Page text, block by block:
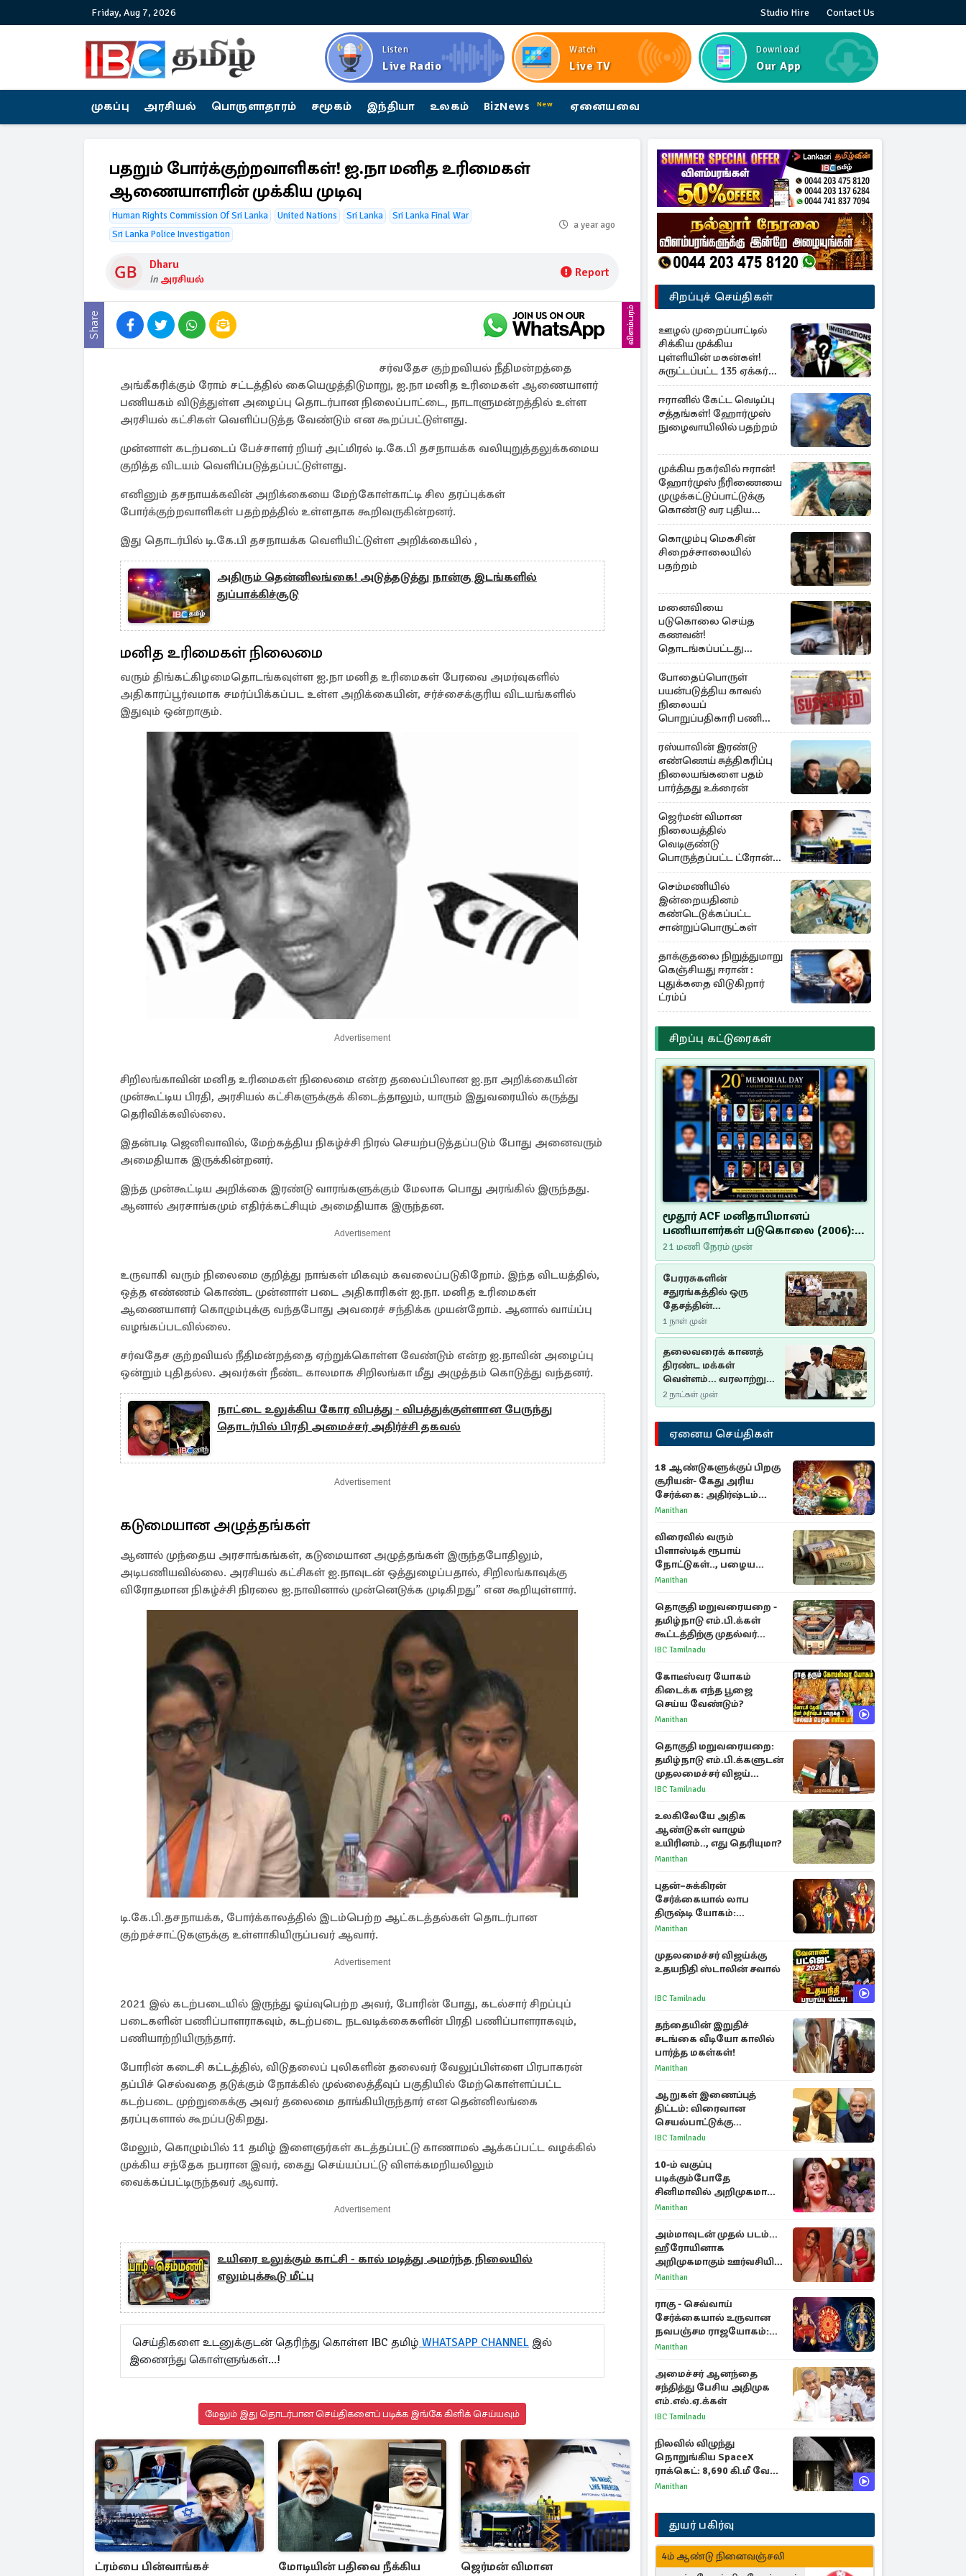
Friday, Aug 7, 2026 Studio Hire Contact Us
Listen
Live Radio
Watch
Live TV
Download
Our App
முகப்பு அரசியல் பொருளாதாரம் சமூகம் இந்தியா உலகம் BizNews New ஏனையவை
பதறும் போர்க்குற்றவாளிகள்! ஐ.நா மனித உரிமைகள்
ஆணையாளரின் முக்கிய முடிவு
Human Rights Commission Of Sri Lanka United Nations Sri Lanka
Sri Lanka Final War
Sri Lanka Police Investigation
a year ago
Dharu
in அரசியல் Report
Share விளம்பரம்
சர்வதேச குற்றவியல் நீதிமன்றத்தை
அங்கீகரிக்கும் ரோம் சட்டத்தில் கையெழுத்திடுமாறு, ஐ.நா மனித உரிமைகள் ஆணையாளர்
பணியகம் விடுத்துள்ள அழைப்பு தொடர்பான நிலைப்பாட்டை, நாடாளுமன்றத்தில் உள்ள
அரசியல் கட்சிகள் வெளிப்படுத்த வேண்டும் என கூறப்பட்டுள்ளது.
முன்னாள் கடற்படைப் பேச்சாளர் றியர் அட்மிரல் டி.கே.பி தசநாயக்க வலியுறுத்தலுக்கமைய
குறித்த விடயம் வெளிப்படுத்தப்பட்டுள்ளது.
எனினும் தசநாயக்கவின் அறிக்கையை மேற்கோள்காட்டி சில தரப்புக்கள்
போர்க்குற்றவாளிகள் பதற்றத்தில் உள்ளதாக கூறிவருகின்றனர்.
இது தொடர்பில் டி.கே.பி தசநாயக்க வெளியிட்டுள்ள அறிக்கையில் ,
அதிரும் தென்னிலங்கை! அடுத்தடுத்து நான்கு இடங்களில்
துப்பாக்கிச்சூடு
மனித உரிமைகள் நிலைமை
வரும் திங்கட்கிழமைதொடங்கவுள்ள ஐ.நா மனித உரிமைகள் பேரவை அமர்வுகளில்
அதிகாரப்பூர்வமாக சமர்ப்பிக்கப்பட உள்ள அறிக்கையின், சர்ச்சைக்குரிய விடயங்களில்
இதுவும் ஒன்றாகும்.
Advertisement
சிறிலங்காவின் மனித உரிமைகள் நிலைமை என்ற தலைப்பிலான ஐ.நா அறிக்கையின்
முன்கூட்டிய பிரதி, அரசியல் கட்சிகளுக்குக் கிடைத்தாலும், யாரும் இதுவரையில் கருத்து
தெரிவிக்கவில்லை.
இதன்படி ஜெனிவாவில், மேற்கத்திய நிகழ்ச்சி நிரல் செயற்படுத்தப்படும் போது அனைவரும்
அமைதியாக இருக்கின்றனர்.
இந்த முன்கூட்டிய அறிக்கை இரண்டு வாரங்களுக்கும் மேலாக பொது அரங்கில் இருந்தது.
ஆனால் அரசாங்கமும் எதிர்க்கட்சியும் அமைதியாக இருந்தன.
Advertisement
உருவாகி வரும் நிலைமை குறித்து நாங்கள் மிகவும் கவலைப்படுகிறோம். இந்த விடயத்தில்,
ஒத்த எண்ணம் கொண்ட முன்னாள் படை அதிகாரிகள் ஐ.நா. மனித உரிமைகள்
ஆணையாளர் கொழும்புக்கு வந்தபோது அவரைச் சந்திக்க முயன்றோம். ஆனால் வாய்ப்பு
வழங்கப்படவில்லை.
சர்வதேச குற்றவியல் நீதிமன்றத்தை ஏற்றுக்கொள்ள வேண்டும் என்ற ஐ.நாவின் அழைப்பு
ஒன்றும் புதிதல்ல. அவர்கள் நீண்ட காலமாக சிறிலங்கா மீது அழுத்தம் கொடுத்து வந்தனர்.
நாட்டை உலுக்கிய கோர விபத்து - விபத்துக்குள்ளான பேருந்து
தொடர்பில் பிரதி அமைச்சர் அதிர்ச்சி தகவல்
Advertisement
கடுமையான அழுத்தங்கள்
ஆனால் முந்தைய அரசாங்கங்கள், கடுமையான அழுத்தங்கள் இருந்தபோதிலும்,
அடிபணியவில்லை. அரசியல் கட்சிகள் ஐ.நாவுடன் ஒத்துழைப்பதால், சிறிலங்காவுக்கு
விரோதமான நிகழ்ச்சி நிரலை ஐ.நாவினால் முன்னெடுக்க முடிகிறது” என கூறியுள்ளார்.
டி.கே.பி.தசநாயக்க, போர்க்காலத்தில் இடம்பெற்ற ஆட்கடத்தல்கள் தொடர்பான
குற்றச்சாட்டுகளுக்கு உள்ளாகியிருப்பவர் ஆவார்.
Advertisement
2021 இல் கடற்படையில் இருந்து ஓய்வுபெற்ற அவர், போரின் போது, கடல்சார் சிறப்புப்
படைகளின் பணிப்பாளராகவும், கடற்படை நடவடிக்கைகளின் பிரதி பணிப்பாளராகவும்,
பணியாற்றியிருந்தார்.
போரின் கடைசி கட்டத்தில், விடுதலைப் புலிகளின் தலைவர் வேலுப்பிள்ளை பிரபாகரன்
தப்பிச் செல்வதை தடுக்கும் நோக்கில் முல்லைத்தீவுப் பகுதியில் மேற்கொள்ளப்பட்ட
கடற்படை முற்றுகைக்கு அவர் தலைமை தாங்கியிருந்தார் என தென்னிலங்கை
தரப்புகளால் கூறப்படுகிறது.
மேலும், கொழும்பில் 11 தமிழ் இளைஞர்கள் கடத்தப்பட்டு காணாமல் ஆக்கப்பட்ட வழக்கில்
முக்கிய சந்தேக நபரான இவர், கைது செய்யப்பட்டு விளக்கமறியலிலும்
வைக்கப்பட்டிருந்தவர் ஆவார்.
Advertisement
உயிரை உலுக்கும் காட்சி - கால் மடித்து அமர்ந்த நிலையில்
எலும்புக்கூடு மீட்பு
செய்திகளை உடனுக்குடன் தெரிந்து கொள்ள IBC தமிழ் WHATSAPP CHANNEL இல்
இணைந்து கொள்ளுங்கள்...!
மேலும் இது தொடர்பான செய்திகளைப் படிக்க இங்கே கிளிக் செய்யவும்
ட்ரம்பை பின்வாங்கச்
மோடியின் பதிவை நீக்கிய
ஜெர்மன் விமான
சிறப்புச் செய்திகள்
ஊழல் முறைப்பாட்டில்
சிக்கிய முக்கிய
புள்ளியின் மகன்கள்!
சுருட்டப்பட்ட 135 ஏக்கர்
தேயிலைத் தோட்டம்
ஈரானில் கேட்ட வெடிப்பு
சத்தங்கள்! ஹோர்முஸ்
நுழைவாயிலில் பதற்றம்
முக்கிய நகர்வில் ஈரான்!
ஹோர்முஸ் நீரிணையை
முழுக்கட்டுப்பாட்டுக்கு
கொண்டு வர புதிய
சட்டமூலம்
கொழும்பு மெகசின்
சிறைச்சாலையில்
பதற்றம்
மனைவியை
படுகொலை செய்த
கணவன்!
தொடங்கப்பட்டது
விசாரணை
போதைப்பொருள்
பயன்படுத்திய காவல்
நிலையப்
பொறுப்பதிகாரி பணி
இடைநீக்கம்
ரஸ்யாவின் இரண்டு
எண்ணெய் சுத்திகரிப்பு
நிலையங்களை பதம்
பார்த்தது உக்ரைன்
ஜெர்மன் விமான
நிலையத்தில்
வெடிகுண்டு
பொருத்தப்பட்ட ட்ரோன்!
தப்பியது உக்ரைன்
விமானம்
செம்மணியில்
இன்றையதினம்
கண்டெடுக்கப்பட்ட
சான்றுப்பொருட்கள்
தாக்குதலை நிறுத்துமாறு
கெஞ்சியது ஈரான் :
புதுக்கதை விடுகிறார்
ட்ரம்ப்
சிறப்பு கட்டுரைகள்
மூதூர் ACF மனிதாபிமானப்
பணியாளர்கள் படுகொலை (2006):
20 ஆண்டுகளாகியும் நீதி
மறுக்கப்பட்ட மனிதாபிமானப்
பேரவலம்
21 மணி நேரம் முன்
பேரரசுகளின்
சதுரங்கத்தில் ஒரு
தேசத்தின்
தீர்க்கதரிசனம் :
சுதுமலை பிரகடனம்
ஒரு வரலாற்றுப் பாடம்
1 நாள் முன்
தலைவரைக் காணத்
திரண்ட மக்கள்
வெள்ளம்... வரலாற்றுச்
சிறப்புமிக்க சுதுமலைப்
பிரகடனம்…
2 நாட்கள் முன்
ஏனைய செய்திகள்
18 ஆண்டுகளுக்குப் பிறகு
சூரியன்- கேது அரிய
சேர்க்கை: அதிர்ஷ்டம்
பெறும் 3 ராசிகள்!
Manithan
விரைவில் வரும்
பிளாஸ்டிக் ரூபாய்
நோட்டுகள்.., பழைய
காகித நோட்டுகள்
Manithan
தொகுதி மறுவரையறை -
தமிழ்நாடு எம்.பி.க்கள்
கூட்டத்திற்கு முதல்வர்
விஜய் அழைப்பு
IBC Tamilnadu
கோடீஸ்வர யோகம்
கிடைக்க எந்த பூஜை
செய்ய வேண்டும்?
Manithan
தொகுதி மறுவரையறை:
தமிழ்நாடு எம்.பி.க்களுடன்
முதலமைச்சர் விஜய்
ஆலோசனை
IBC Tamilnadu
உலகிலேயே அதிக
ஆண்டுகள் வாழும்
உயிரினம்.., எது தெரியுமா?
Manithan
புதன்–சுக்கிரன்
சேர்க்கையால் லாப
திருஷ்டி யோகம்:
அதிர்ஷ்டம் பெறும் டாப் 3
Manithan
முதலமைச்சர் விஜய்க்கு
உதயநிதி ஸ்டாலின் சவால்
IBC Tamilnadu
தந்தையின் இறுதிச்
சடங்கை வீடியோ காலில்
பார்த்த மகள்கள்!
Manithan
ஆறுகள் இணைப்புத்
திட்டம்: விரைவான
செயல்பாட்டுக்கு
பிரதமருக்கு முதலமைச்சர்
IBC Tamilnadu
10-ம் வகுப்பு
படிக்கும்போதே
சினிமாவில் அறிமுகமான
த்ரிஷா! உண்மையை
காந்தி
Manithan
அம்மாவுடன் முதல் படம்...
ஹீரோயினாக
அறிமுகமாகும் ஊர்வசியின்
மகள் தேஜலட்சுமி!
Manithan
ராகு - செவ்வாய்
சேர்க்கையால் உருவான
நவபஞ்சம ராஜயோகம்:
அதிர்ஷ்டம் பெறும் 3
Manithan
அமைச்சர் ஆனந்தை
சந்தித்து பேசிய அதிமுக
எம்.எல்.ஏ.க்கள்
IBC Tamilnadu
நிலவில் விழுந்து
நொறுங்கிய SpaceX
ராக்கெட்: 8,690 கி.மீ வேக
மோதலால் உருவான புதிய
Manithan
துயர் பகிர்வு
4ம் ஆண்டு நினைவஞ்சலி